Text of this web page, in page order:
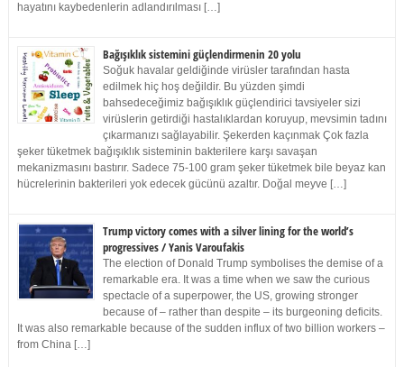
hayatını kaybedenlerin adlandırılması […]
Bağışıklık sistemini güçlendirmenin 20 yolu
Soğuk havalar geldiğinde virüsler tarafından hasta
edilmek hiç hoş değildir. Bu yüzden şimdi
bahsedeceğimiz bağışıklık güçlendirici tavsiyeler sizi
virüslerin getirdiği hastalıklardan koruyup, mevsimin tadını
çıkarmanızı sağlayabilir. Şekerden kaçınmak Çok fazla
şeker tüketmek bağışıklık sisteminin bakterilere karşı savaşan
mekanizmasını bastırır. Sadece 75-100 gram şeker tüketmek bile beyaz kan
hücrelerinin bakterileri yok edecek gücünü azaltır. Doğal meyve […]
Trump victory comes with a silver lining for the world’s
progressives / Yanis Varoufakis
The election of Donald Trump symbolises the demise of a
remarkable era. It was a time when we saw the curious
spectacle of a superpower, the US, growing stronger
because of – rather than despite – its burgeoning deficits.
It was also remarkable because of the sudden influx of two billion workers –
from China […]